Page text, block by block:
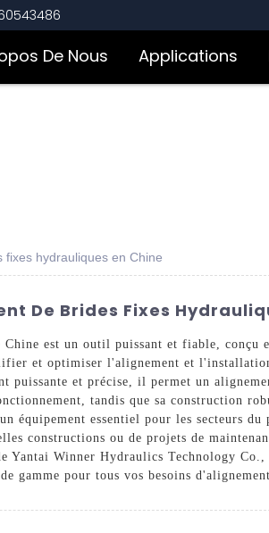
De Nous Applications
hydrauliques en Chine
De Brides Fixes
est un outil puissant et fiable,
et optimiser l'alignement et
puissante et précise, il permet un
tandis que sa construction
équipement essentiel pour les secteurs
constructions ou de projets de
Yantai Winner Hydraulics Technology
gamme pour tous vos besoins